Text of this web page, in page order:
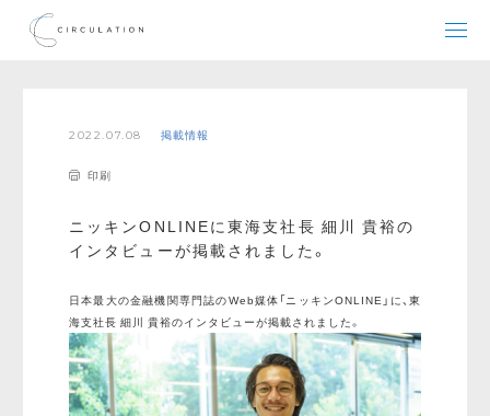
2022.07.08 掲載情報
印刷
ニッキンONLINEに東海支社長 細川 貴裕の
インタビューが掲載されました。
日本最大の金融機関専門誌のWeb媒体「ニッキンONLINE」に、東
海支社長 細川 貴裕のインタビューが掲載されました。